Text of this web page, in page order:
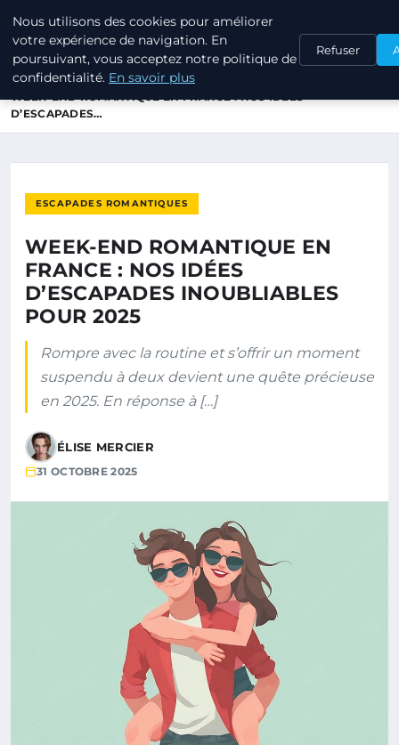
TOURISME EN PROVENCE
ACCUEIL
ESCAPADES ROMANTIQUES
WEEK-END ROMANTIQUE EN FRANCE : NOS IDÉES
D’ESCAPADES…
ESCAPADES ROMANTIQUES
WEEK-END ROMANTIQUE EN
FRANCE : NOS IDÉES
D’ESCAPADES INOUBLIABLES
POUR 2025
Rompre avec la routine et s’offrir un moment
suspendu à deux devient une quête précieuse
en 2025. En réponse à […]
ÉLISE MERCIER
31 OCTOBRE 2025
Nous utilisons des cookies pour améliorer
votre expérience de navigation. En
poursuivant, vous acceptez notre politique de
confidentialité. En savoir plus
Refuser